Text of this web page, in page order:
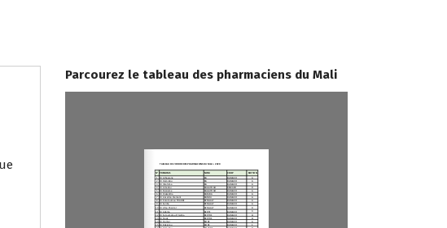
Parcourez le tableau des pharmaciens du Mali